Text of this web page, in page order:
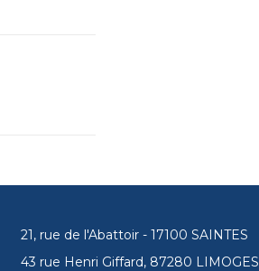
21, rue de l'Abattoir - 17100 SAINTES
43 rue Henri Giffard, 87280 LIMOGES